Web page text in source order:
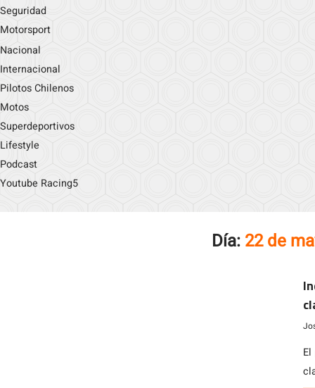
Seguridad
Motorsport
Nacional
Internacional
Pilotos Chilenos
Motos
Superdeportivos
Lifestyle
Podcast
Youtube Racing5
Día: 22 de